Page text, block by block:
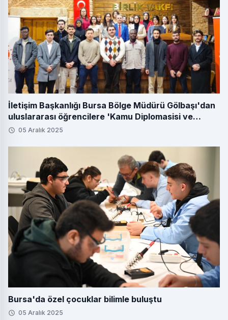
İletişim Başkanlığı Bursa Bölge Müdürü Gölbaşı'dan
uluslararası öğrencilere 'Kamu Diplomasisi ve
Medya' dersi
05 Aralık 2025
Bursa'da özel çocuklar bilimle buluştu
05 Aralık 2025